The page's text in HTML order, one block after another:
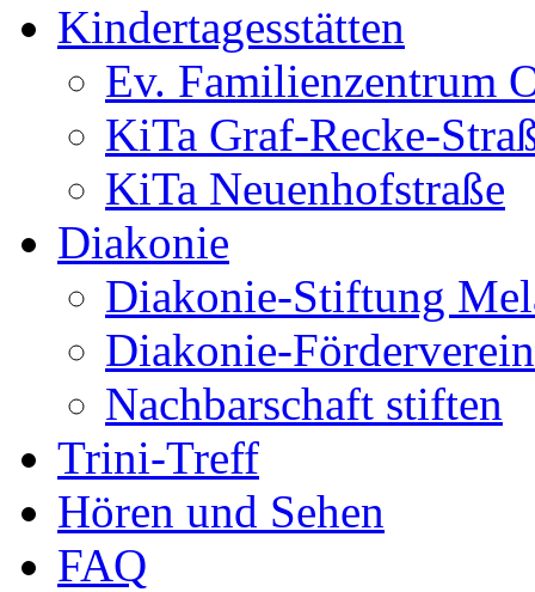
Kindertagesstätten
Ev. Familienzentrum
KiTa Graf-Recke-
KiTa Neuenhofstraße
Diakonie
Diakonie-Stiftung
Diakonie-
Nachbarschaft stiften
Trini-Treff
Hören und Sehen
FAQ